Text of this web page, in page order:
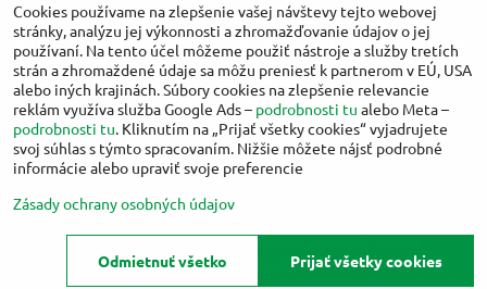
Viac inšpirácií od umelestromy.sk nájdete
aj na:
Facebook Instagram
©2026
Predvoľby súkromiaZásady ochrany osobných údajov
Stav objednávky
Cookies používame na zlepšenie vašej návštevy tejto webovej
stránky, analýzu jej výkonnosti a zhromažďovanie údajov o jej
používaní. Na tento účel môžeme použiť nástroje a služby tretích
strán a zhromaždené údaje sa môžu preniesť k partnerom v EÚ, USA
alebo iných krajinách. Súbory cookies na zlepšenie relevancie
reklám využíva služba Google Ads – podrobnosti tu alebo Meta –
podrobnosti tu. Kliknutím na „Prijať všetky cookies“ vyjadrujete
svoj súhlas s týmto spracovaním. Nižšie môžete nájsť podrobné
informácie alebo upraviť svoje preferencie
Zásady ochrany osobných údajov
Prijať všetky cookies
Odmietnuť všetko